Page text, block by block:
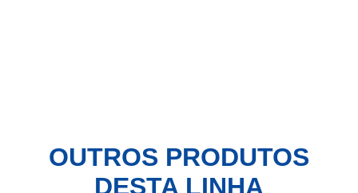
OUTROS PRODUTOS
DESTA LINHA